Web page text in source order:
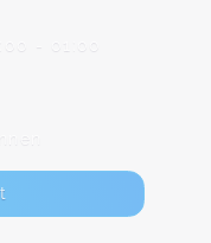
- 01:00